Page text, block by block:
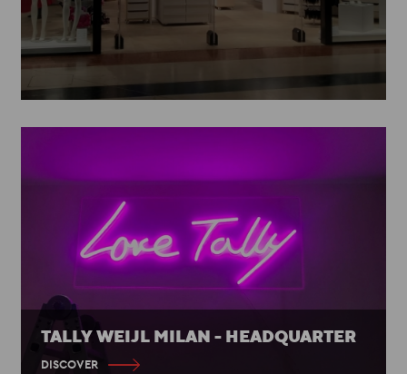
TALLY WEIJL MILAN - HEADQUARTER
DISCOVER